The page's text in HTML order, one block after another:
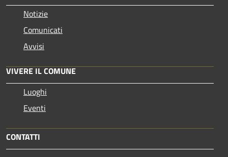
Notizie
Comunicati
Avvisi
VIVERE IL COMUNE
Luoghi
Eventi
CONTATTI